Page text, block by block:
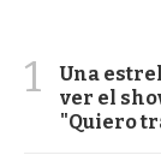
1
Una
ver el
"Quiero